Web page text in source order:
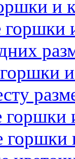
и
горшки
горшки
горшки